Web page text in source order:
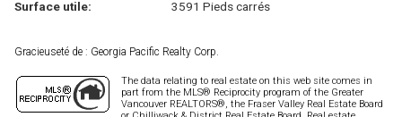
Surface utile: 3591 Pieds carrés
Gracieuseté de : Georgia Pacific Realty Corp.
The data relating to real estate on this web site comes in
part from the MLS® Reciprocity program of the Greater
Vancouver REALTORS®, the Fraser Valley Real Estate Board